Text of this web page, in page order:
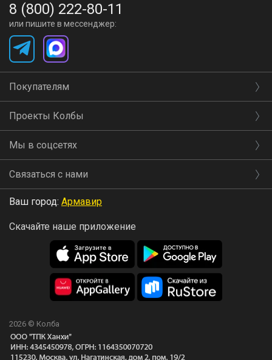
8 (800) 222-80-11
или пишите в мессенджер:
Покупателям
Проекты Колбы
Мы в соцсетях
Связаться с нами
Ваш город: Армавир
Скачайте наше приложение
2026 © Колба